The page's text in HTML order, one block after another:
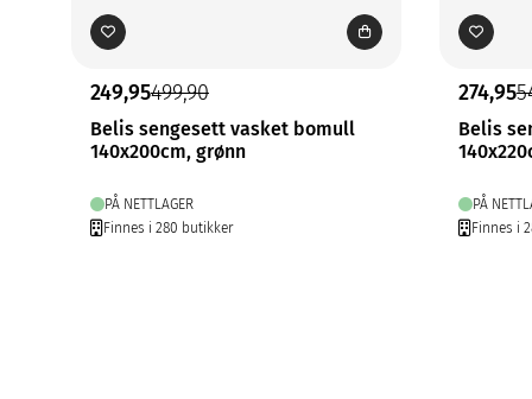
249,95499,90
Belis sengesett vasket bomull
140x200cm, grønn
PÅ NETTLAGER
Finnes i 280 butikker
274,95
Belis
PÅ
Finnes i